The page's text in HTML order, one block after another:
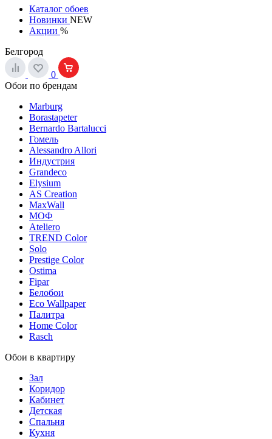
Каталог обоев
Новинки NEW
Акции %
Белгород
0
Обои по брендам
Marburg
Borastapeter
Bernardo Bartalucci
Гомель
Alessandro Allori
Индустрия
Grandeco
Elysium
AS Creation
MaxWall
МОФ
Ateliero
TREND Color
Solo
Prestige Color
Ostima
Fipar
Белобои
Eco Wallpaper
Палитра
Home Color
Rasch
Обои в квартиру
Зал
Коридор
Кабинет
Детская
Спальня
Кухня